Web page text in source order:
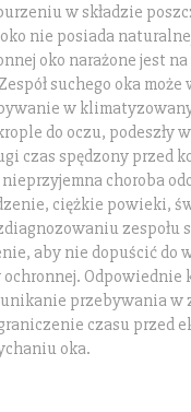
w składzie
nie posiada
oko narażone jest
suchego oka
w
do oczu, podeszły
czas spędzony przed
choroba
ciężkie powieki,
zespołu
aby nie dopuścić do
Odpowiednie
unikanie przebywania w
czasu przed
oka.